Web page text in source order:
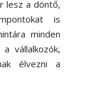
lesz a döntő,
is
minden
vállalkozók,
élvezni a